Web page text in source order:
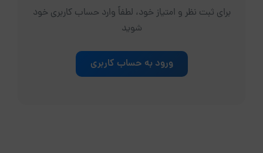
برای ثبت نظر و امتیاز خود، لطفاً وارد حساب کاربری خود
شوید
ورود به حساب کاربری